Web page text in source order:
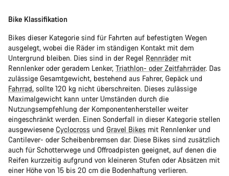
Bike Klassifikation
Bikes dieser Kategorie sind für Fahrten auf befestigten Wegen
ausgelegt, wobei die Räder im ständigen Kontakt mit dem
Untergrund bleiben. Dies sind in der Regel Rennrädermit
Rennlenker oder geradem Lenker, Triathlon- oder Zeitfahrräder. Das
zulässige Gesamtgewicht, bestehend aus Fahrer, Gepäck und
Fahrrad, sollte 120 kg nicht überschreiten. Dieses zulässige
Maximalgewicht kann unter Umständen durch die
Nutzungsempfehlung der Komponentenhersteller weiter
eingeschränkt werden. Einen Sonderfall in dieser Kategorie stellen
ausgewiesene Cyclocross und Gravel Bikes mit Rennlenker und
Cantilever- oder Scheibenbremsen dar. Diese Bikes sind zusätzlich
auch für Schotterwege und Offroadpisten geeignet, auf denen die
Reifen kurzzeitig aufgrund von kleineren Stufen oder Absätzen mit
einer Höhe von 15 bis 20 cm die Bodenhaftung verlieren.